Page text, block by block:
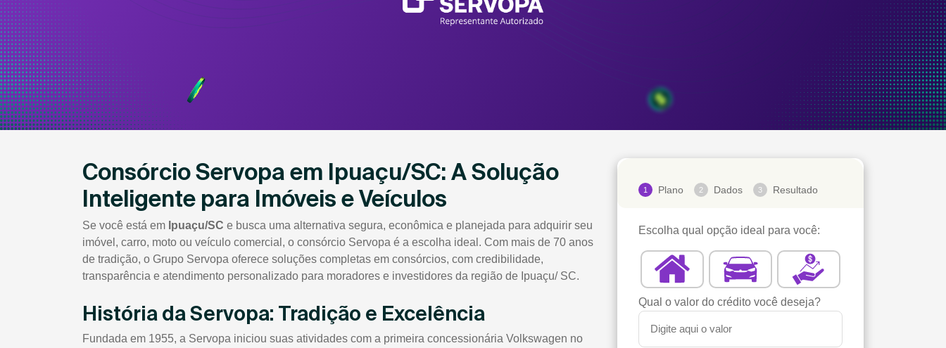
Consórcio Servopa em Ipuaçu/SC: A Solução
Inteligente para Imóveis e Veículos
Se você está em Ipuaçu/SC e busca uma alternativa segura, econômica e planejada para adquirir seu
imóvel, carro, moto ou veículo comercial, o consórcio Servopa é a escolha ideal. Com mais de 70 anos
de tradição, o Grupo Servopa oferece soluções completas em consórcios, com credibilidade,
transparência e atendimento personalizado para moradores e investidores da região de Ipuaçu/ SC.
História da Servopa: Tradição e Excelência
Fundada em 1955, a Servopa iniciou suas atividades com a primeira concessionária Volkswagen no
1 Plano 2 Dados 3 Resultado
Escolha qual opção ideal para você:
Qual o valor do crédito você deseja?